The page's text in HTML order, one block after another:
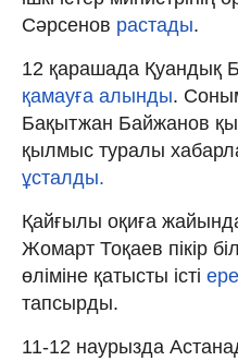
Сәрсенов растады.
12 қарашада Қуандық
қамауға алынды.
Бақытжан Байжанов
қылмыс туралы
ұсталды.
Қайғылы оқиға
Жомарт Тоқаев пікір
өліміне қатысты істі
тапсырды.
11-12 наурызда